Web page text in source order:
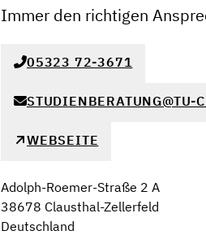
Immer den richtigen
05323 72-3671
STUDIENBERATUNG@TU-
WEBSEITE
Adolph-Roemer-Straße 2 A
38678 Clausthal-Zellerfeld
Deutschland